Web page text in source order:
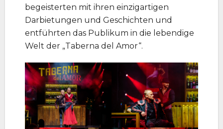
begeisterten mit ihren einzigartigen
Darbietungen und Geschichten und
entführten das Publikum in die lebendige
Welt der „Taberna del Amor“.